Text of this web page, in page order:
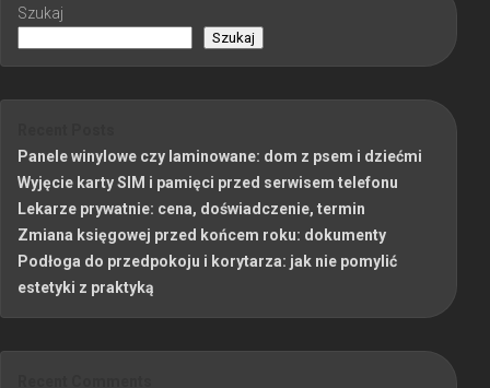
Szukaj
Szukaj
Panele winylowe czy laminowane: dom z psem i dziećmi
Wyjęcie karty SIM i pamięci przed serwisem telefonu
Lekarze prywatnie: cena, doświadczenie, termin
Zmiana księgowej przed końcem roku: dokumenty
Podłoga do przedpokoju i korytarza: jak nie pomylić
estetyki z praktyką